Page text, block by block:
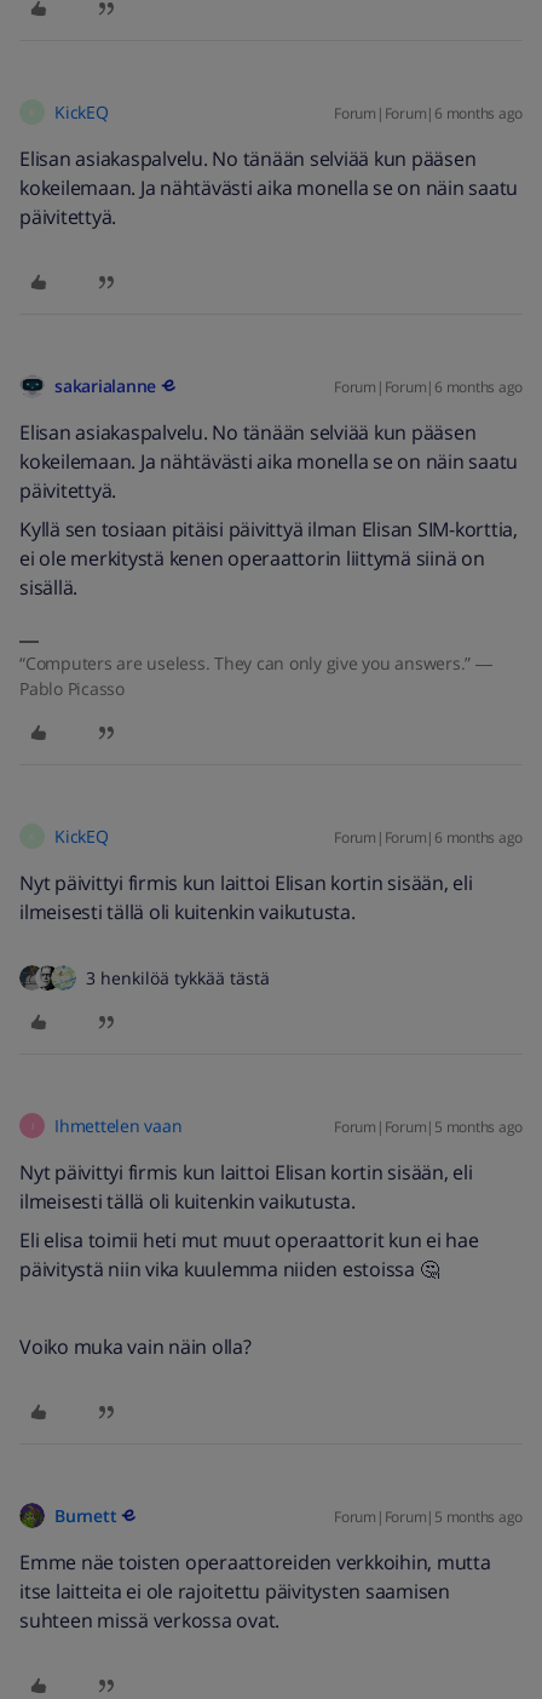
KickEQ Forum|Forum|6 months ago
Elisan asiakaspalvelu. No tänään selviää kun pääsen
kokeilemaan. Ja nähtävästi aika monella se on näin saatu
päivitettyä.
sakarialanne Forum|Forum|6 months ago
Elisan asiakaspalvelu. No tänään selviää kun pääsen
kokeilemaan. Ja nähtävästi aika monella se on näin saatu
päivitettyä.
Kyllä sen tosiaan pitäisi päivittyä ilman Elisan SIM-korttia,
ei ole merkitystä kenen operaattorin liittymä siinä on
sisällä.
“Computers are useless. They can only give you answers.” ―
Pablo Picasso
KickEQ Forum|Forum|6 months ago
Nyt päivittyi firmis kun laittoi Elisan kortin sisään, eli
ilmeisesti tällä oli kuitenkin vaikutusta.
3 henkilöä tykkää tästä
I Ihmettelen vaan Forum|Forum|5 months ago
Nyt päivittyi firmis kun laittoi Elisan kortin sisään, eli
ilmeisesti tällä oli kuitenkin vaikutusta.
Eli elisa toimii heti mut muut operaattorit kun ei hae
päivitystä niin vika kuulemma niiden estoissa 🤔
Voiko muka vain näin olla?
Burnett Forum|Forum|5 months ago
Emme näe toisten operaattoreiden verkkoihin, mutta
itse laitteita ei ole rajoitettu päivitysten saamisen
suhteen missä verkossa ovat.